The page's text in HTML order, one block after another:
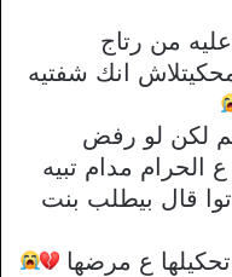
من رتاج
انك شفتيه
لكن لو رفض
مدام تبيه
قال بيطلب بنت
ع مرضها